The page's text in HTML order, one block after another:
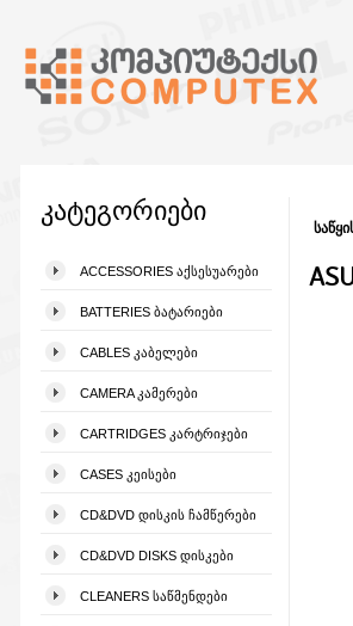
კატეგორიები
ACCESSORIES ᲐᲥᲡᲔᲡᲣᲐᲠᲔᲑᲘ
BATTERIES ᲑᲐᲢᲐᲠᲘᲔᲑᲘ
CABLES ᲙᲐᲑᲔᲚᲔᲑᲘ
CAMERA ᲙᲐᲛᲔᲠᲔᲑᲘ
CARTRIDGES ᲙᲐᲠᲢᲠᲘᲯᲔᲑᲘ
CASES ᲙᲔᲘᲡᲔᲑᲘ
CD&DVD ᲓᲘᲡᲙᲘᲡ ᲩᲐᲛᲬᲔᲠᲔᲑᲘ
CD&DVD DISKS ᲓᲘᲡᲙᲔᲑᲘ
CLEANERS ᲡᲐᲬᲛᲔᲜᲓᲔᲑᲘ